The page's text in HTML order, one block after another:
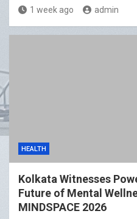
1 week ago admin
HEALTH
Kolkata Witnesses
Future of Mental
MINDSPACE 2026